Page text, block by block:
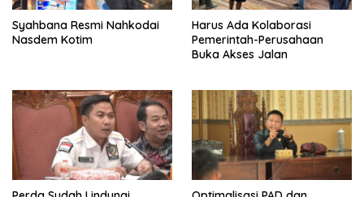
Syahbana Resmi Nahkodai
Nasdem Kotim
Harus Ada Kolaborasi
Pemerintah-Perusahaan
Buka Akses Jalan